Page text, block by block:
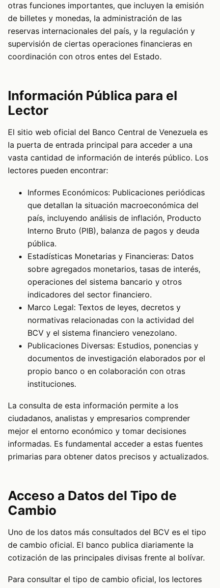
otras funciones importantes, que incluyen la emisión
de billetes y monedas, la administración de las
reservas internacionales del país, y la regulación y
supervisión de ciertas operaciones financieras en
coordinación con otros entes del Estado.
Información Pública para el
Lector
El sitio web oficial del Banco Central de Venezuela es
la puerta de entrada principal para acceder a una
vasta cantidad de información de interés público. Los
lectores pueden encontrar:
Informes Económicos: Publicaciones periódicas
que detallan la situación macroeconómica del
país, incluyendo análisis de inflación, Producto
Interno Bruto (PIB), balanza de pagos y deuda
pública.
Estadísticas Monetarias y Financieras: Datos
sobre agregados monetarios, tasas de interés,
operaciones del sistema bancario y otros
indicadores del sector financiero.
Marco Legal: Textos de leyes, decretos y
normativas relacionadas con la actividad del
BCV y el sistema financiero venezolano.
Publicaciones Diversas: Estudios, ponencias y
documentos de investigación elaborados por el
propio banco o en colaboración con otras
instituciones.
La consulta de esta información permite a los
ciudadanos, analistas y empresarios comprender
mejor el entorno económico y tomar decisiones
informadas. Es fundamental acceder a estas fuentes
primarias para obtener datos precisos y actualizados.
Acceso a Datos del Tipo de
Cambio
Uno de los datos más consultados del BCV es el tipo
de cambio oficial. El banco publica diariamente la
cotización de las principales divisas frente al bolívar.
Para consultar el tipo de cambio oficial, los lectores